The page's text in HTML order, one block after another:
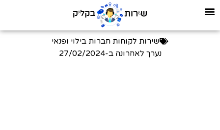
שירות לקוחות חברות בילוי ופנאי
נערך לאחרונה ב-27/02/2024